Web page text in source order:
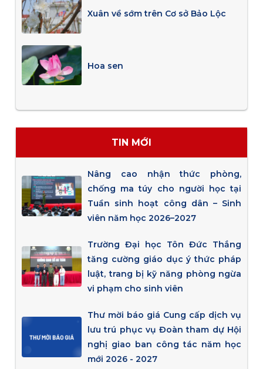
Xuân về sớm trên Cơ sở Bảo Lộc
Hoa sen
TIN MỚI
Nâng cao nhận thức phòng,
chống ma túy cho người học tại
Tuần sinh hoạt công dân – Sinh
viên năm học 2026–2027
Trường Đại học Tôn Đức Thắng
tăng cường giáo dục ý thức pháp
luật, trang bị kỹ năng phòng ngừa
vi phạm cho sinh viên
Thư mời báo giá Cung cấp dịch vụ
lưu trú phục vụ Đoàn tham dự Hội
nghị giao ban công tác năm học
mới 2026 - 2027